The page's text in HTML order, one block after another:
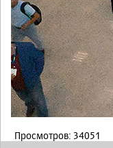
Просмотров: 34051